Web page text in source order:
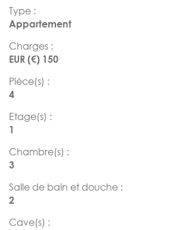
Type :
Appartement
Charges :
EUR (€) 150
Pièce(s) :
4
Etage(s) :
1
Chambre(s) :
3
Salle de bain et douche :
2
Cave(s) :